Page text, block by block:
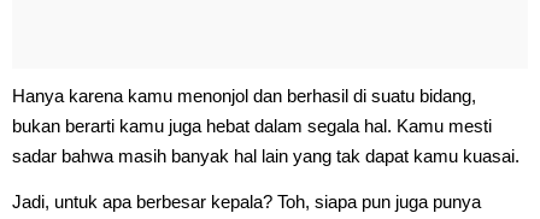
Hanya karena kamu menonjol dan berhasil di suatu bidang,
bukan berarti kamu juga hebat dalam segala hal. Kamu mesti
sadar bahwa masih banyak hal lain yang tak dapat kamu kuasai.
Jadi, untuk apa berbesar kepala? Toh, siapa pun juga punya